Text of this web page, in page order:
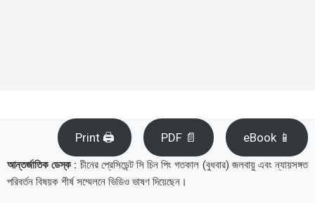
Print 🖨 PDF 📄 eBook 📱
আন্তর্জাতিক ডেস্ক : চীনের প্রেসিডেন্ট সি চিন পিং গতকাল (বুধবার) জলবায়ু এবং ন্যায়সঙ্গত
পরিবর্তন বিষয়ক শীর্ষ সম্মেলনে ভিডিও ভাষণ দিয়েছেন।